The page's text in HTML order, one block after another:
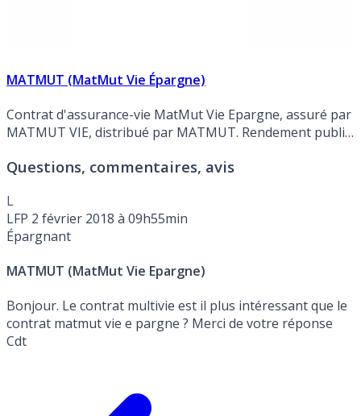
MATMUT (MatMut Vie Épargne)
Contrat d'assurance-vie MatMut Vie Epargne, assuré par
MATMUT VIE, distribué par MATMUT. Rendement publié
net de frais de gestion et hors prélèvements sociaux et
à conditions. (Soit un rendement minimum de 2.484% NET
des prélèvements sociaux et des frais de gestion).
Questions, commentaires, avis
L
LFP 2 février 2018 à 09h55min
Épargnant
MATMUT (MatMut Vie Epargne)
Bonjour. Le contrat multivie est il plus intéressant que le
contrat matmut vie e pargne ? Merci de votre réponse
Cdt